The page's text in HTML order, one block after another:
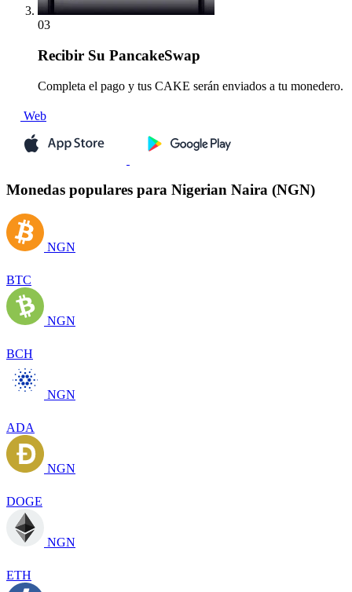
03
Recibir Su PancakeSwap
Completa el pago y tus CAKE serán enviados a tu monedero.
Web
Monedas populares para Nigerian Naira (NGN)
NGN
BTC
NGN
BCH
NGN
ADA
NGN
DOGE
NGN
ETH